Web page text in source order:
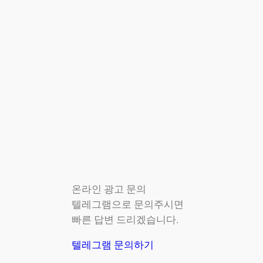
온라인 광고 문의
텔레그램으로 문의주시면
빠른 답변 드리겠습니다.
텔레그램 문의하기